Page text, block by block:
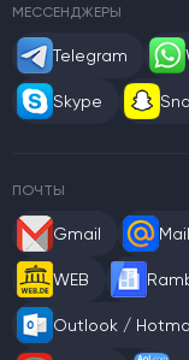
МЕССЕНДЖЕРЫ
Telegram
Skype
ПОЧТЫ
Gmail
WEB
Outlook /